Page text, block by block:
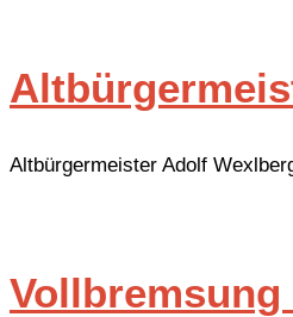
Altbürgermeister Adolf